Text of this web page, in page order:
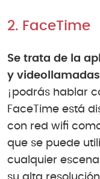
2. FaceTime
Se trata de la
y
¡podrás hablar
FaceTime está
con red wifi
que se puede
cualquier